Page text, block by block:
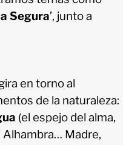
Segura’, junto a
en torno al
de la naturaleza:
(el espejo del alma,
Alhambra… Madre,